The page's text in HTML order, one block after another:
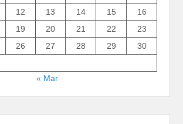
12 13 14 15
16
19 20 21 22
23
26 27 28 29
30
« Mar